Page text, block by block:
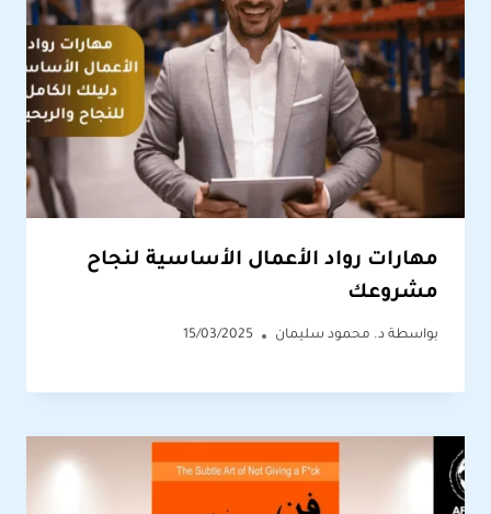
مهارات رواد الأعمال الأساسية لنجاح
مشروعك
بواسطة د. محمود سليمان 15/03/2025